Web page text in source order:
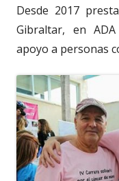
Desde 2017
Gibraltar, en
apoyo a personas